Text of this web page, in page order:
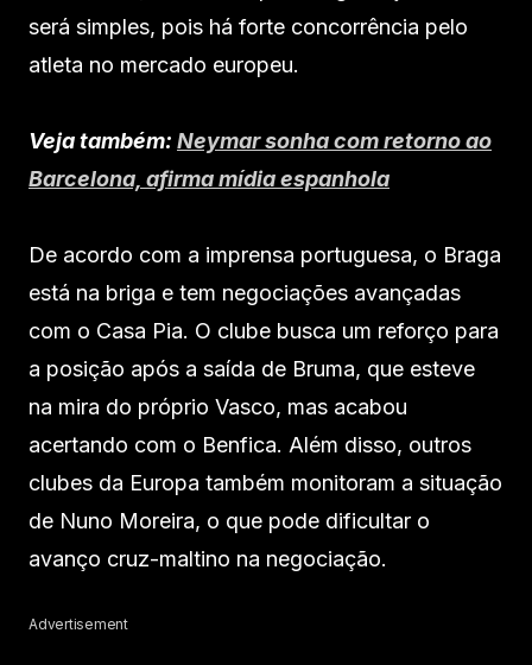
será simples, pois há forte concorrência pelo
atleta no mercado europeu.
Veja também: Neymar sonha com retorno ao
Barcelona, afirma mídia espanhola
De acordo com a imprensa portuguesa, o Braga
está na briga e tem negociações avançadas
com o Casa Pia. O clube busca um reforço para
a posição após a saída de Bruma, que esteve
na mira do próprio Vasco, mas acabou
acertando com o Benfica. Além disso, outros
clubes da Europa também monitoram a situação
de Nuno Moreira, o que pode dificultar o
avanço cruz-maltino na negociação.
Advertisement